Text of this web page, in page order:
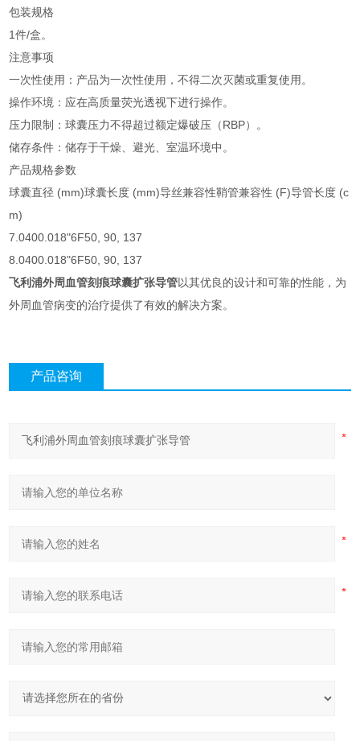
包装规格
1件/盒。
注意事项
一次性使用：产品为一次性使用，不得二次灭菌或重复使用。
操作环境：应在高质量荧光透视下进行操作。
压力限制：球囊压力不得超过额定爆破压（RBP）。
储存条件：储存于干燥、避光、室温环境中。
产品规格参数
球囊直径 (mm)球囊长度 (mm)导丝兼容性鞘管兼容性 (F)导管长度 (c
m)
7.0400.018"6F50, 90, 137
8.0400.018"6F50, 90, 137
飞利浦外周血管刻痕球囊扩张导管以其优良的设计和可靠的性能，为
外周血管病变的治疗提供了有效的解决方案。
产品咨询